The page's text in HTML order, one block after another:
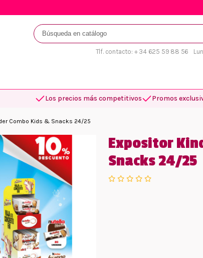
Tlf. contacto: + 34 625 59 88 56
Los precios más competitivos Promos
Combo Kids & Snacks 24/25
Expositor
Snacks 24/25